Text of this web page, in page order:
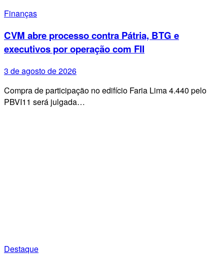
Finanças
CVM abre processo contra Pátria, BTG e
executivos por operação com FII
3 de agosto de 2026
Compra de participação no edifício Faria Lima 4.440 pelo
PBVI11 será julgada…
Destaque